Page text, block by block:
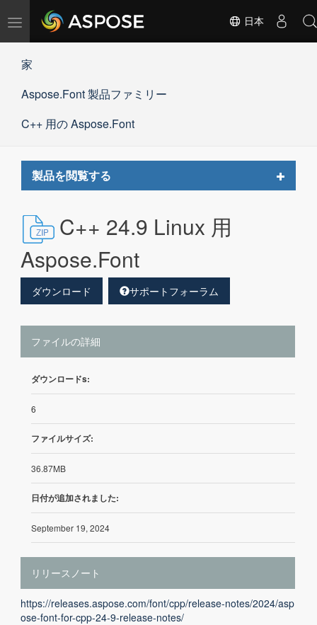
ナ
ー
ョ
の
日本
家
Aspose.Font 製品ファミリー
C++ 用の Aspose.Font
製品を閲覧する
Toggle
C++ 24.9 Linux 用
Aspose.Font
ダウンロード サポートフォーラム
ファイルの詳細
ダウンロードs:
6
ファイルサイズ:
36.87MB
日付が追加されました:
September 19, 2024
リリースノート
https://releases.aspose.com/font/cpp/release-notes/2024/asp
ose-font-for-cpp-24-9-release-notes/